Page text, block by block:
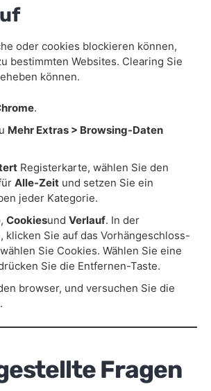
oder cookies blockieren können,
bestimmten Websites. Clearing Sie
können.
.
Mehr Extras > Browsing-Daten
Registerkarte, wählen Sie den
Alle-Zeit und setzen Sie ein
jeder Kategorie.
, Cookiesund Verlauf. In der
klicken Sie auf das Vorhängeschloss-
Sie Cookies. Wählen Sie eine
Sie die Entfernen-Taste.
browser, und versuchen Sie die
Fragen